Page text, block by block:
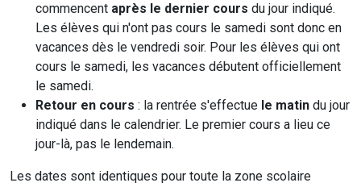
commencent après le dernier cours du jour indiqué.
Les élèves qui n'ont pas cours le samedi sont donc en
vacances dès le vendredi soir. Pour les élèves qui ont
cours le samedi, les vacances débutent officiellement
le samedi.
Retour en cours : la rentrée s'effectue le matin du jour
indiqué dans le calendrier. Le premier cours a lieu ce
jour-là, pas le lendemain.
Les dates sont identiques pour toute la zone scolaire